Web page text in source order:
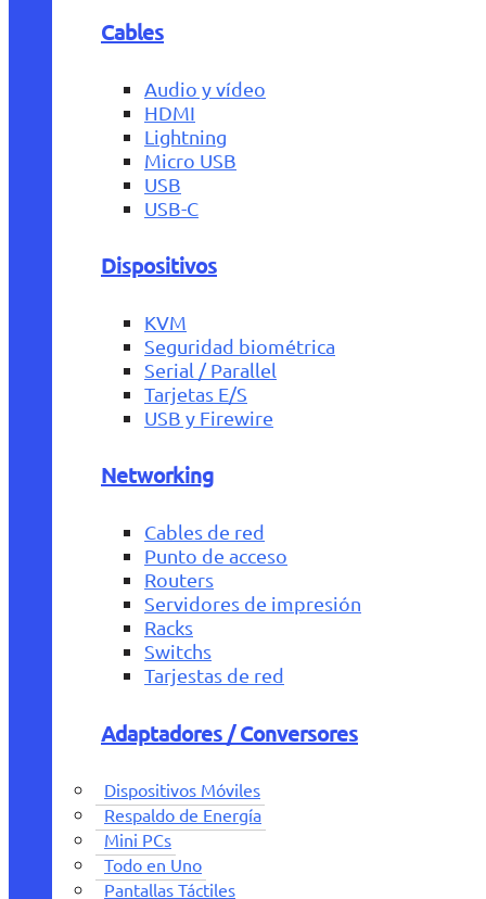
Cables
Audio y vídeo
HDMI
Lightning
Micro USB
USB
USB-C
Dispositivos
KVM
Seguridad biométrica
Serial / Parallel
Tarjetas E/S
USB y Firewire
Networking
Cables de red
Punto de acceso
Routers
Servidores de impresión
Racks
Switchs
Tarjestas de red
Adaptadores / Conversores
Dispositivos Móviles
Respaldo de Energía
Mini PCs
Todo en Uno
Pantallas Táctiles